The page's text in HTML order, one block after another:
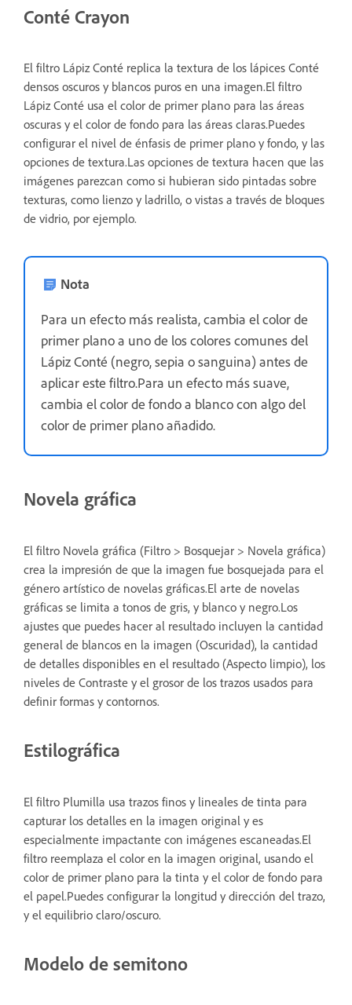
Conté Crayon
El filtro Lápiz Conté replica la textura de los lápices Conté
densos oscuros y blancos puros en una imagen.El filtro
Lápiz Conté usa el color de primer plano para las áreas
oscuras y el color de fondo para las áreas claras.Puedes
configurar el nivel de énfasis de primer plano y fondo, y las
opciones de textura.Las opciones de textura hacen que las
imágenes parezcan como si hubieran sido pintadas sobre
texturas, como lienzo y ladrillo, o vistas a través de bloques
de vidrio, por ejemplo.
Nota
Para un efecto más realista, cambia el color de
primer plano a uno de los colores comunes del
Lápiz Conté (negro, sepia o sanguina) antes de
aplicar este filtro.Para un efecto más suave,
cambia el color de fondo a blanco con algo del
color de primer plano añadido.
Novela gráfica
El filtro Novela gráfica (Filtro > Bosquejar > Novela gráfica)
crea la impresión de que la imagen fue bosquejada para el
género artístico de novelas gráficas.El arte de novelas
gráficas se limita a tonos de gris, y blanco y negro.Los
ajustes que puedes hacer al resultado incluyen la cantidad
general de blancos en la imagen (Oscuridad), la cantidad
de detalles disponibles en el resultado (Aspecto limpio), los
niveles de Contraste y el grosor de los trazos usados para
definir formas y contornos.
Estilográfica
El filtro Plumilla usa trazos finos y lineales de tinta para
capturar los detalles en la imagen original y es
especialmente impactante con imágenes escaneadas.El
filtro reemplaza el color en la imagen original, usando el
color de primer plano para la tinta y el color de fondo para
el papel.Puedes configurar la longitud y dirección del trazo,
y el equilibrio claro/oscuro.
Modelo de semitono